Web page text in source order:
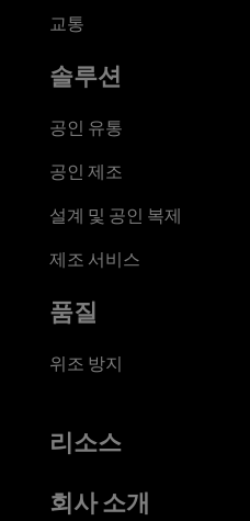
교통
솔루션
공인 유통
공인 제조
설계 및 공인 복제
제조 서비스
품질
위조 방지
리소스
회사 소개